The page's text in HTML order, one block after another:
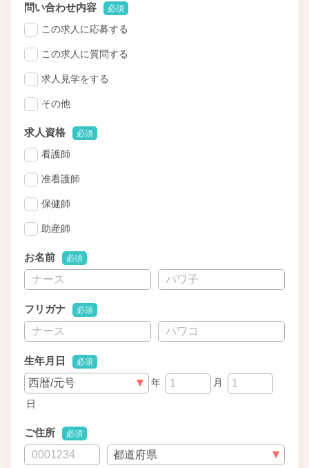
問い合わせ内容 必須
この求人に応募する
この求人に質問する
求人見学をする
その他
求人資格 必須
看護師
准看護師
保健師
助産師
お名前 必須
フリガナ 必須
生年月日 必須
年
月
日
ご住所 必須